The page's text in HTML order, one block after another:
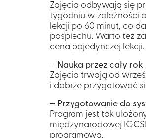
Zajęcia odbywają się
tygodniu w zależności
lekcji po 60 minut, co
pośpiechu. Warto też
cena pojedynczej lekcji.
– Nauka przez cały rok
Zajęcia trwają od
i dobrze przygotować
– Przygotowanie do
Program jest tak
międzynarodowej
programową.